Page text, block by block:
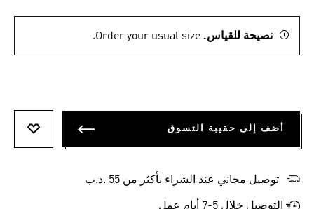
نصيحة للقياس. Order your usual size.
أضف إلى حقيبة التسوق
توصيل مجاني عند الشراء بأكثر من 55 .د.ب‎
التوصيل خلال 5-7 أيام عمل